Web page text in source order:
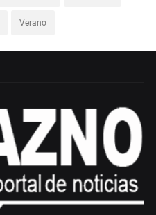
Verano